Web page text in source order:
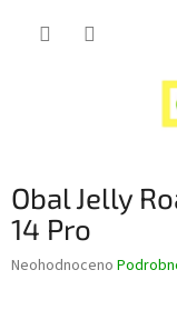
Obal Jelly
14 Pro
Průměrné
Neohodnoceno